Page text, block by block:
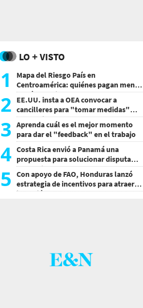
LO + VISTO
1
Mapa del Riesgo País en
Centroamérica: quiénes pagan menos
y cuáles mejoraron
2 EE.UU. insta a OEA convocar a
cancilleres para "tomar medidas"
sobre Nicaragua
3 Aprenda cuál es el mejor momento
para dar el "feedback" en el trabajo
4 Costa Rica envió a Panamá una
propuesta para solucionar disputa
comercial
5
Con apoyo de FAO, Honduras lanzó
estrategia de incentivos para atraer
inversión al agro